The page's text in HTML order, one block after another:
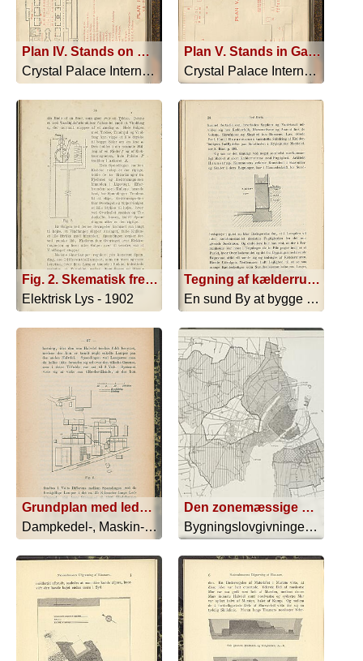
Plan IV. Stands on Main Floor
Crystal Palace International Electric... - 1882
Plan V. Stands in Gallery
Crystal Palace International Electric... - 1882
Fig. 2. Skematisk fremstilling af shuntlampe
Elektrisk Lys - 1902
Tegning af kælderrum, terrænhøjde og isolation
En sund By at bygge - 1908
Grundplan med ledningsnettet
Dampkedel-, Maskin- og Elektrisk Lys-... - 1893
Den zonemæssige Bebyggelse af København
Bygningslovgivningens Sanitære Hovedo... - 1903